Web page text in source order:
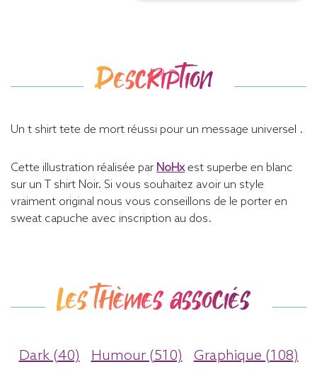
Description
Un t shirt tete de mort réussi pour un message universel .
Cette illustration réalisée par NoHx est superbe en blanc
sur un T shirt Noir. Si vous souhaitez avoir un style
vraiment original nous vous conseillons de le porter en
sweat capuche avec inscription au dos.
Les thèmes associés
Dark (40) Humour (510)
Graphique (108)